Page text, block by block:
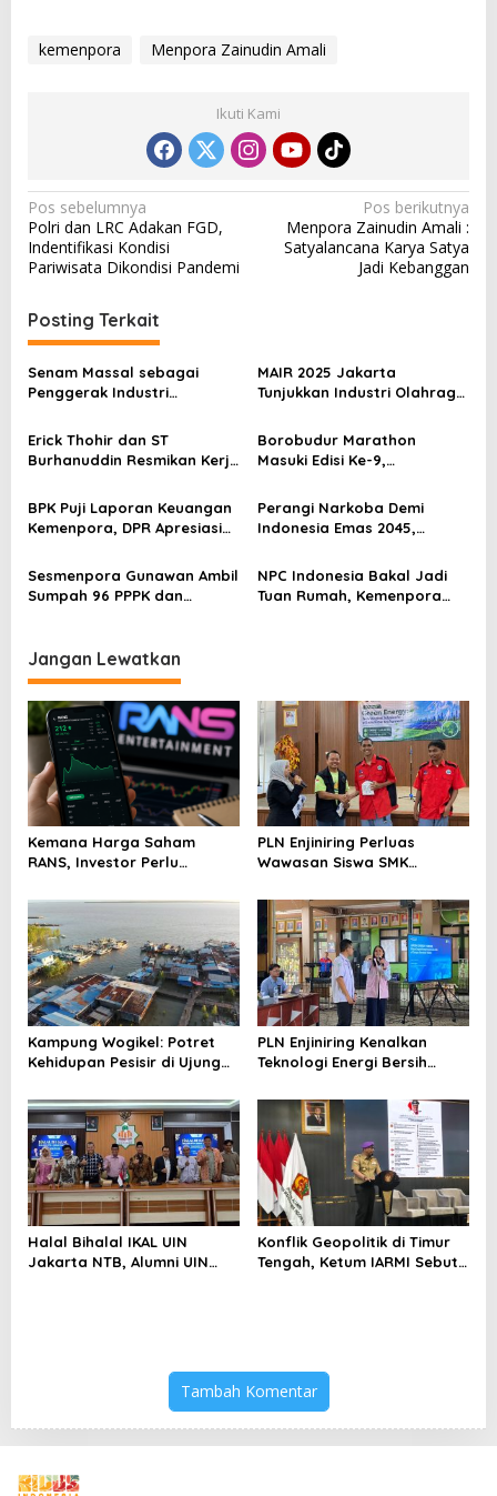
kemenpora Menpora Zainudin Amali
Ikuti Kami
N
a
v
i
g
a
s
i
p
s
Pos sebelumnya
Polri dan LRC Adakan FGD,
Indentifikasi Kondisi
Pariwisata Dikondisi Pandemi
Pos berikutnya
Menpora Zainudin Amali :
Satyalancana Karya Satya
Jadi Kebanggan
Posting Terkait
Senam Massal sebagai
Penggerak Industri
2025 untuk Ekonomi
Nasional
MAIR 2025 Jakarta
Tunjukkan Industri Olahraga
Erick Thohir dan ST
Burhanuddin Resmikan Kerja
Program Pemuda dan
Olahraga
Borobudur Marathon
Masuki Edisi Ke-9,
Kolaborasi
BPK Puji Laporan Keuangan
Kemenpora, DPR Apresiasi
Perangi Narkoba Demi
Indonesia Emas 2045,
Sesmenpora Gunawan Ambil
Sumpah 96 PPPK dan
NPC Indonesia Bakal Jadi
Tuan Rumah, Kemenpora
Jangan Lewatkan
Kemana Harga Saham
RANS, Investor Perlu
Menghindari Spekulasi
Berlebihan
PLN Enjiniring Perluas
Wawasan Siswa SMK
Perubahan Iklim
Kampung Wogikel: Potret
Kehidupan Pesisir di Ujung
Bertahan di Tengah
Keterbatasan
PLN Enjiniring Kenalkan
Teknologi Energi Bersih
Halal Bihalal IKAL UIN
Jakarta NTB, Alumni UIN
Konflik Geopolitik di Timur
Tengah, Ketum IARMI Sebut
Tambah Komentar